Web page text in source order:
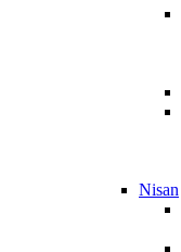
Nisan